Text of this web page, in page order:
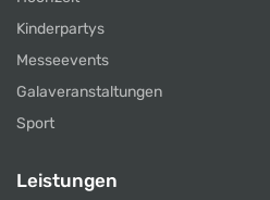
Kinderpartys
Messeevents
Galaveranstaltungen
Sport
Leistungen